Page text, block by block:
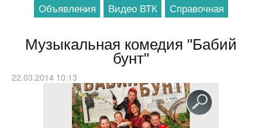
Объявления
Видео ВТК Справочная
Музыкальная комедия "Бабий
бунт"
22.03.2014 10:13